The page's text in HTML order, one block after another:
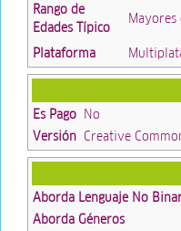
Rango de
Edades Típico
Mayores
Plataforma
Es Pago No
Versión Creative
Aborda Lenguaje No
Aborda Géneros